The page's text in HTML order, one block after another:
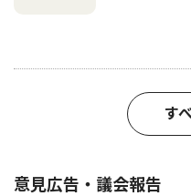
す
意見広告・議会報告